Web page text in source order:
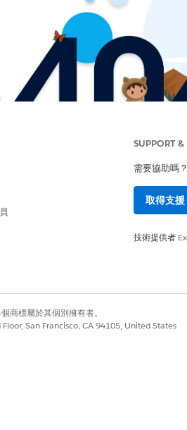
SUPPORT &
需要協助嗎
取得支援
技術提供者
商標屬於其個別擁有者。
San Francisco, CA 94105, United States